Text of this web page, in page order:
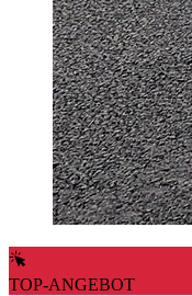
TOP-ANGEBOT